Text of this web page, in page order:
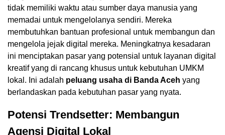
tidak memiliki waktu atau sumber daya manusia yang
memadai untuk mengelolanya sendiri. Mereka
membutuhkan bantuan profesional untuk membangun dan
mengelola jejak digital mereka. Meningkatnya kesadaran
ini menciptakan pasar yang potensial untuk layanan digital
kreatif yang di rancang khusus untuk kebutuhan UMKM
lokal. Ini adalah peluang usaha di Banda Aceh yang
berlandaskan pada kebutuhan pasar yang nyata.
Potensi Trendsetter: Membangun
Agensi Digital Lokal